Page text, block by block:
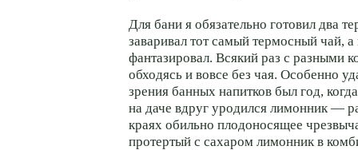
Для бани я обязательно готовил два
заваривал тот самый термосный чай,
фантазировал. Всякий раз с разными
обходясь и вовсе без чая. Особенно
зрения банных напитков был год,
на даче вдруг уродился лимонник —
краях обильно плодоносящее
протертый с сахаром лимонник в